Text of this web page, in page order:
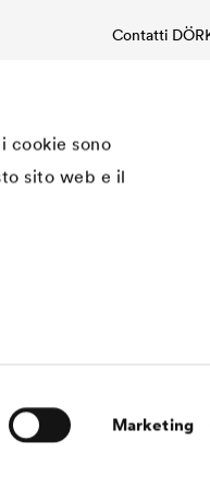
cookie sono
sito web e il
Marketing
Contatti
24126 Bergamo
Italia
Condizioni di